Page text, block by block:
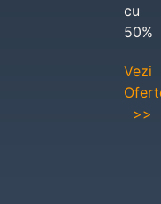
cu
50%
Vezi
>>